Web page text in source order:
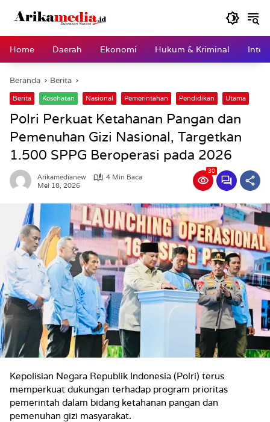
Home
Daerah Ekonomi Hukum & Kriminal
Beranda Berita
Berita Kesehatan Nasional Pemerintahan Pendidikan Utama
Polri Perkuat Ketahanan Pangan dan
Pemenuhan Gizi Nasional, Targetkan
1.500 SPPG Beroperasi pada 2026
Arikamedianew
4 Min Baca
Mei 18, 2026
30
Kepolisian Negara Republik Indonesia (Polri) terus
memperkuat dukungan terhadap program prioritas
pemerintah dalam bidang ketahanan pangan dan
pemenuhan gizi masyarakat.